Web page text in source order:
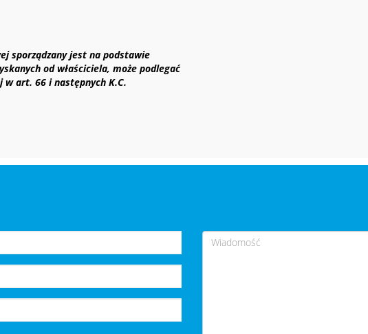
sporządzany jest na podstawie
od właściciela, może podlegać
art. 66 i następnych K.C.